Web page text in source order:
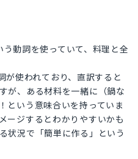
動詞を使っていて、料理と全
使われており、直訳すると
が、ある材料を一緒に（鍋な
という意味合いを持っていま
ージするとわかりやすいかも
状況で「簡単に作る」という